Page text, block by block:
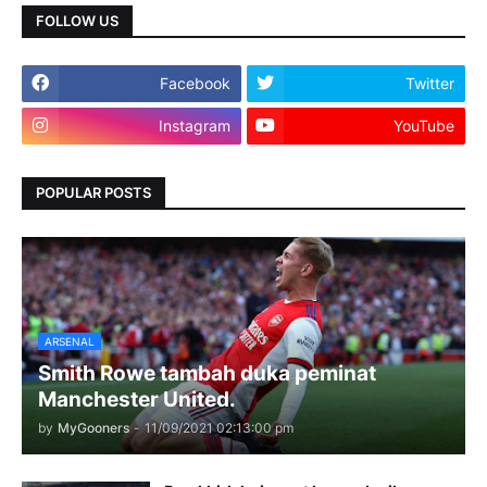
FOLLOW US
Facebook Twitter
Instagram YouTube
POPULAR POSTS
ARSENAL
Smith Rowe tambah duka peminat
Manchester United.
by MyGooners - 11/09/2021 02:13:00 pm